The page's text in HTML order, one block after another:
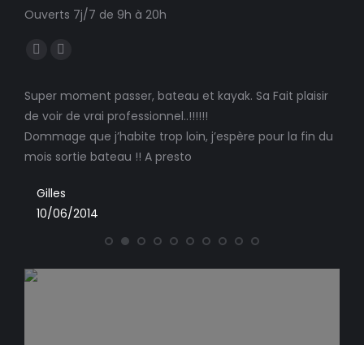
Ouverts 7j/7 de 9h à 20h
Trouvez nous sur :
Facebook
opens
in
new
window
E-
page
opens
in
new
Super moment passer, bateau et kayak. Sa Fait plaisir
de voir de vrai professionnel..!!!!!!
Dommage que j’habite trop loin, j’espère pour la fin du
mois sortie bateau !! A presto
Gilles
10/06/2014